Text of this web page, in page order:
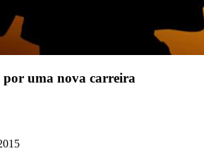
uma nova carreira